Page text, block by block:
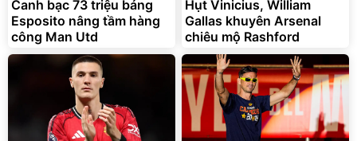
Đã bán nhiều
Canh bạc 73 triệu bảng
Esposito nâng tầm hàng
công Man Utd
Hụt Vinicius, William
Gallas khuyên Arsenal
chiêu mộ Rashford